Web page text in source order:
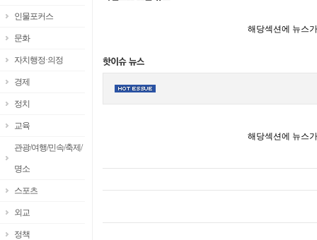
인물포커스
문화
자치행정·의정
경제
정치
교육
관광/여행/민속/축제/
명소
스포츠
외교
정책
해당섹션에 뉴스
해당섹션에 뉴스